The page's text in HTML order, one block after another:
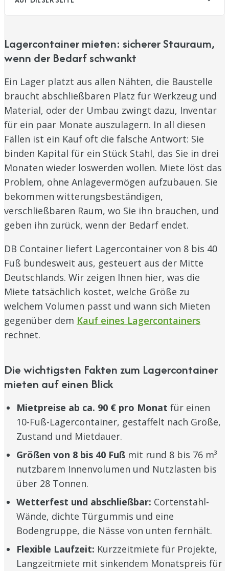
Lagercontainer mieten: sicherer Stauraum,
wenn der Bedarf schwankt
Ein Lager platzt aus allen Nähten, die Baustelle
braucht abschließbaren Platz für Werkzeug und
Material, oder der Umbau zwingt dazu, Inventar
für ein paar Monate auszulagern. In all diesen
Fällen ist ein Kauf oft die falsche Antwort: Sie
binden Kapital für ein Stück Stahl, das Sie in drei
Monaten wieder loswerden wollen. Miete löst das
Problem, ohne Anlagevermögen aufzubauen. Sie
bekommen witterungsbeständigen,
verschließbaren Raum, wo Sie ihn brauchen, und
geben ihn zurück, wenn der Bedarf endet.
DB Container liefert Lagercontainer von 8 bis 40
Fuß bundesweit aus, gesteuert aus der Mitte
Deutschlands. Wir zeigen Ihnen hier, was die
Miete tatsächlich kostet, welche Größe zu
welchem Volumen passt und wann sich Mieten
gegenüber dem Kauf eines Lagercontainers
rechnet.
Die wichtigsten Fakten zum Lagercontainer
mieten auf einen Blick
Mietpreise ab ca. 90 € pro Monat für einen
10-Fuß-Lagercontainer, gestaffelt nach Größe,
Zustand und Mietdauer.
Größen von 8 bis 40 Fuß mit rund 8 bis 76 m³
nutzbarem Innenvolumen und Nutzlasten bis
über 28 Tonnen.
Wetterfest und abschließbar: Cortenstahl-
Wände, dichte Türgummis und eine
Bodengruppe, die Nässe von unten fernhält.
Flexible Laufzeit: Kurzzeitmiete für Projekte,
Langzeitmiete mit sinkendem Monatspreis für